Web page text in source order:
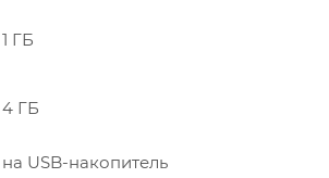
1 ГБ
4 ГБ
на USB-накопитель